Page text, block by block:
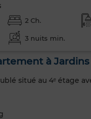
2 Ch.
3 nuits min.
à Jardins
situé au 4ᵉ étage